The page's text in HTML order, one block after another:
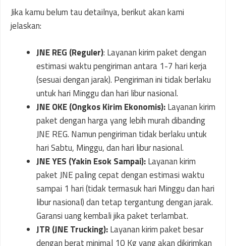
Jika kamu belum tau detailnya, berikut akan kami
jelaskan:
JNE REG (Reguler): Layanan kirim paket dengan
estimasi waktu pengiriman antara 1-7 hari kerja
(sesuai dengan jarak). Pengiriman ini tidak berlaku
untuk hari Minggu dan hari libur nasional.
JNE OKE (Ongkos Kirim Ekonomis):Layanan kirim
paket dengan harga yang lebih murah dibanding
JNE REG. Namun pengiriman tidak berlaku untuk
hari Sabtu, Minggu, dan hari libur nasional.
JNE YES (Yakin Esok Sampai):Layanan kirim
paket JNE paling cepat dengan estimasi waktu
sampai 1 hari (tidak termasuk hari Minggu dan hari
libur nasional) dan tetap tergantung dengan jarak.
Garansi uang kembali jika paket terlambat.
JTR (JNE Trucking):Layanan kirim paket besar
dengan berat minimal 10 Kg yang akan dikirimkan